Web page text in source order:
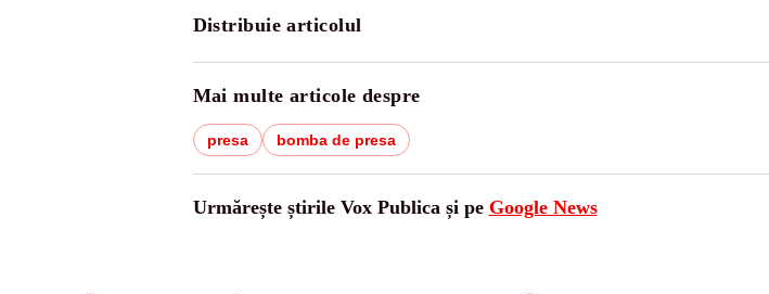
Distribuie articolul
Mai multe articole despre
presa bomba de presa
Urmărește știrile Vox Publica și pe Google News